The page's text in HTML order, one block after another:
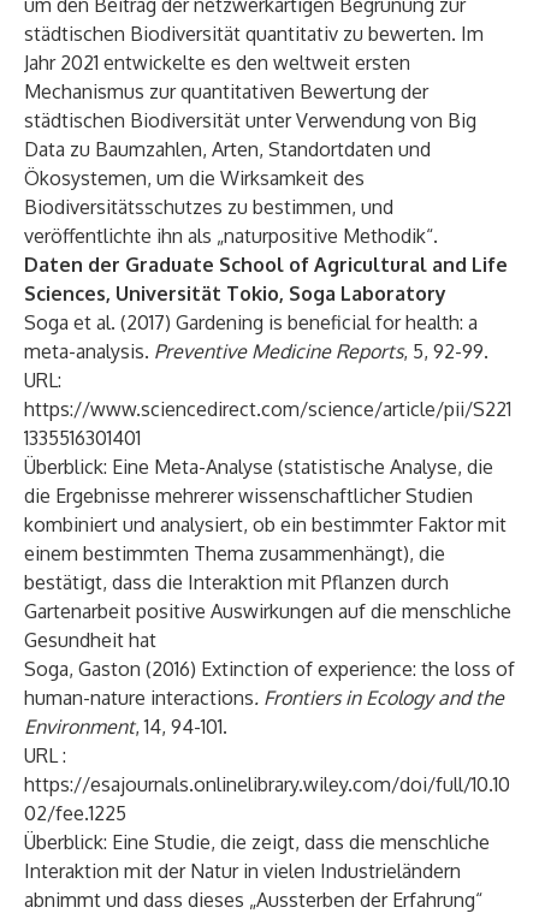
um den Beitrag der netzwerkartigen Begrünung zur
städtischen Biodiversität quantitativ zu bewerten. Im
Jahr 2021 entwickelte es den weltweit ersten
Mechanismus zur quantitativen Bewertung der
städtischen Biodiversität unter Verwendung von Big
Data zu Baumzahlen, Arten, Standortdaten und
Ökosystemen, um die Wirksamkeit des
Biodiversitätsschutzes zu bestimmen, und
veröffentlichte ihn als „naturpositive Methodik“.
Daten der Graduate School of Agricultural and Life
Sciences, Universität Tokio, Soga Laboratory
Soga et al. (2017) Gardening is beneficial for health: a
meta-analysis. Preventive Medicine Reports, 5, 92-99.
URL:
https://www.sciencedirect.com/science/article/pii/S221
1335516301401
Überblick: Eine Meta-Analyse (statistische Analyse, die
die Ergebnisse mehrerer wissenschaftlicher Studien
kombiniert und analysiert, ob ein bestimmter Faktor mit
einem bestimmten Thema zusammenhängt), die
bestätigt, dass die Interaktion mit Pflanzen durch
Gartenarbeit positive Auswirkungen auf die menschliche
Gesundheit hat
Soga, Gaston (2016) Extinction of experience: the loss of
human-nature interactions. Frontiers in Ecology and the
Environment, 14, 94-101.
URL :
https://esajournals.onlinelibrary.wiley.com/doi/full/10.10
02/fee.1225
Überblick: Eine Studie, die zeigt, dass die menschliche
Interaktion mit der Natur in vielen Industrieländern
abnimmt und dass dieses „Aussterben der Erfahrung“